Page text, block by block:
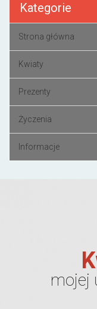
Kategorie
Strona główna
Kwiaty
Prezenty
Życzenia
Informacje
mojej